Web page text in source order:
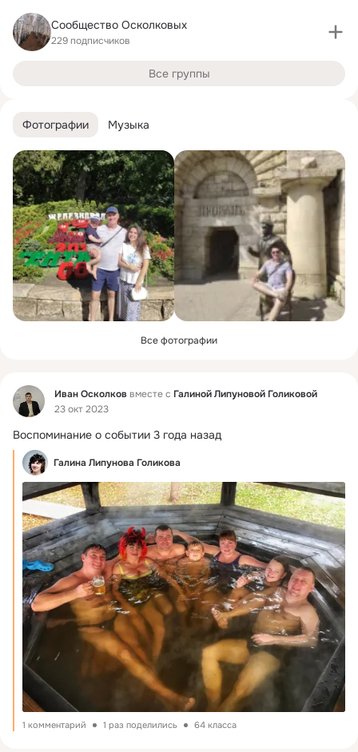
Фотографии Музыка
Все фотографии
Фид Иван Осколков вместе с Галиной Липуновой Голиковой
23 окт 2023
Воспоминание о событии 3 года назад
Галина Липунова Голикова
1 комментарий 1 раз поделились 64 класса
Сообщество Осколковых
229 подписчиков
Все группы